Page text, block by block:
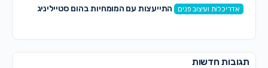
אדריכלות ועיצוב פנים התייעצות עם המומחיות בהום סטייליניג
תגובות חדשות